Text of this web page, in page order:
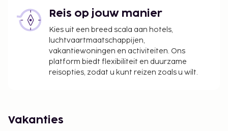
Reis op jouw manier
Kies uit een breed scala aan hotels,
luchtvaartmaatschappijen,
vakantiewoningen en activiteiten. Ons
platform biedt flexibiliteit en duurzame
reisopties, zodat u kunt reizen zoals u wilt.
Vakanties